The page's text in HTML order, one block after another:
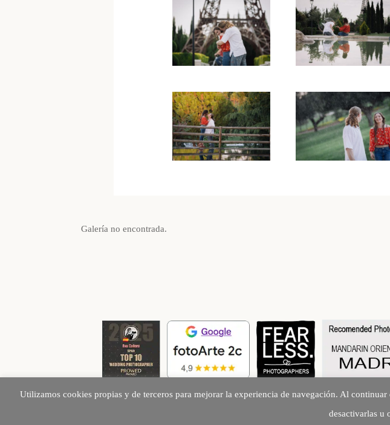
Galería no encontrada.
Utilizamos cookies propias y de terceros para mejorar la experiencia de navegación. Al
desactivarlas u